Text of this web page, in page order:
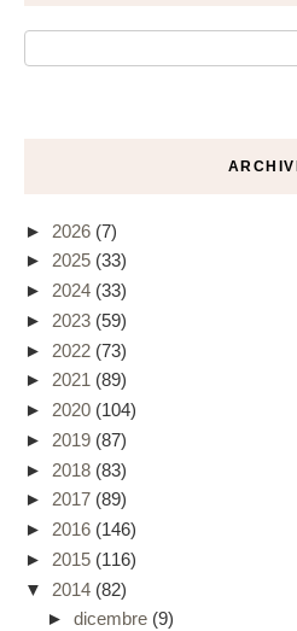
► 2026 (7)
► 2025 (33)
► 2024 (33)
► 2023 (59)
► 2022 (73)
► 2021 (89)
► 2020 (104)
► 2019 (87)
► 2018 (83)
► 2017 (89)
► 2016 (146)
► 2015 (116)
▼ 2014 (82)
► dicembre (9)